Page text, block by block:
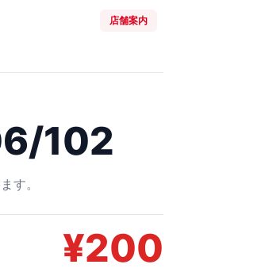
店舗案内
102
す。
¥200